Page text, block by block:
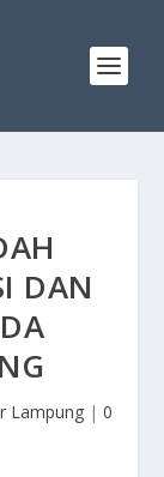
DAN
Lampung| 0